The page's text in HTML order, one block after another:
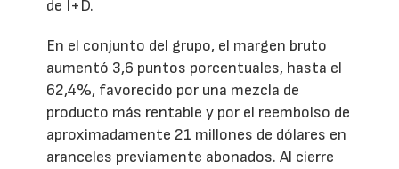
de I+D.
En el conjunto del grupo, el margen bruto
aumentó 3,6 puntos porcentuales, hasta el
62,4%, favorecido por una mezcla de
producto más rentable y por el reembolso de
aproximadamente 21 millones de dólares en
aranceles previamente abonados. Al cierre